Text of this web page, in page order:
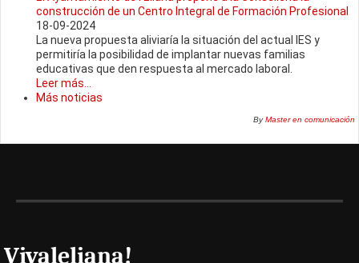
construcción de un Centro Integral de Formación Profesional
18-09-2024
La nueva propuesta aliviaría la situación del actual IES y
permitiría la posibilidad de implantar nuevas familias
educativas que den respuesta al mercado laboral.
Leer más...
Más noticias
ByMaster en comunicación
Vivaleliana!